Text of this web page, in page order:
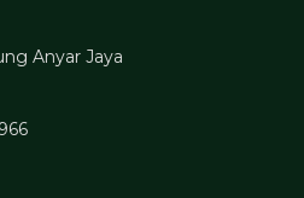
Anyar Jaya